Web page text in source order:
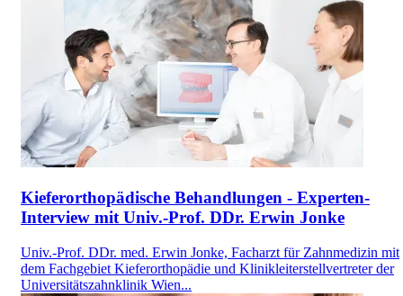
Kieferorthopädische Behandlungen - Experten-
Interview mit Univ.-Prof. DDr. Erwin Jonke
Univ.-Prof. DDr. med. Erwin Jonke, Facharzt für Zahnmedizin mit
dem Fachgebiet Kieferorthopädie und Klinikleiterstellvertreter der
Universitätszahnklinik Wien...